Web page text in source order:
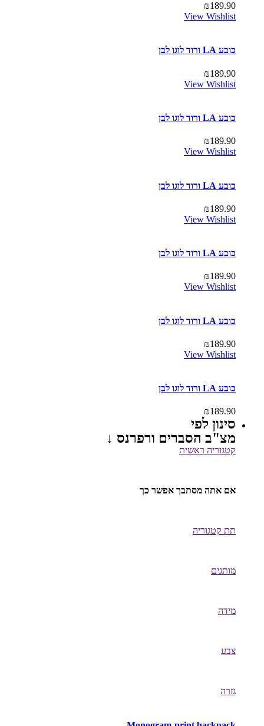
₪189.90
View Wishlist
כובע LA ורוד לוגו לבן
₪189.90
View Wishlist
כובע LA ורוד לוגו לבן
₪189.90
View Wishlist
כובע LA ורוד לוגו לבן
₪189.90
View Wishlist
כובע LA ורוד לוגו לבן
₪189.90
View Wishlist
כובע LA ורוד לוגו לבן
₪189.90
View Wishlist
כובע LA ורוד לוגו לבן
₪189.90
סינון לפי
מצ"ב הסברים ורפרנס ↓
קטגוריה ראשית
אם אתה מסתבך אפשר כך
תת קטגוריה
מותגים
מידה
צבע
גזרה